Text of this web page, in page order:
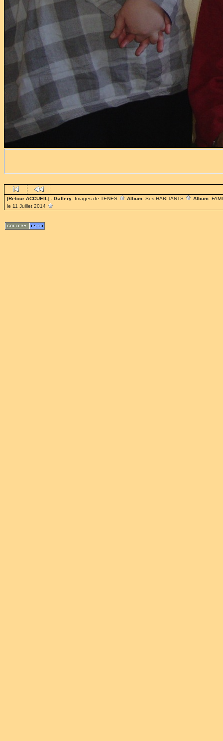
[Retour ACCUEIL] - Gallery: Images de TENES Album: Ses HABITANTS Album:
le 11 Juillet 2014